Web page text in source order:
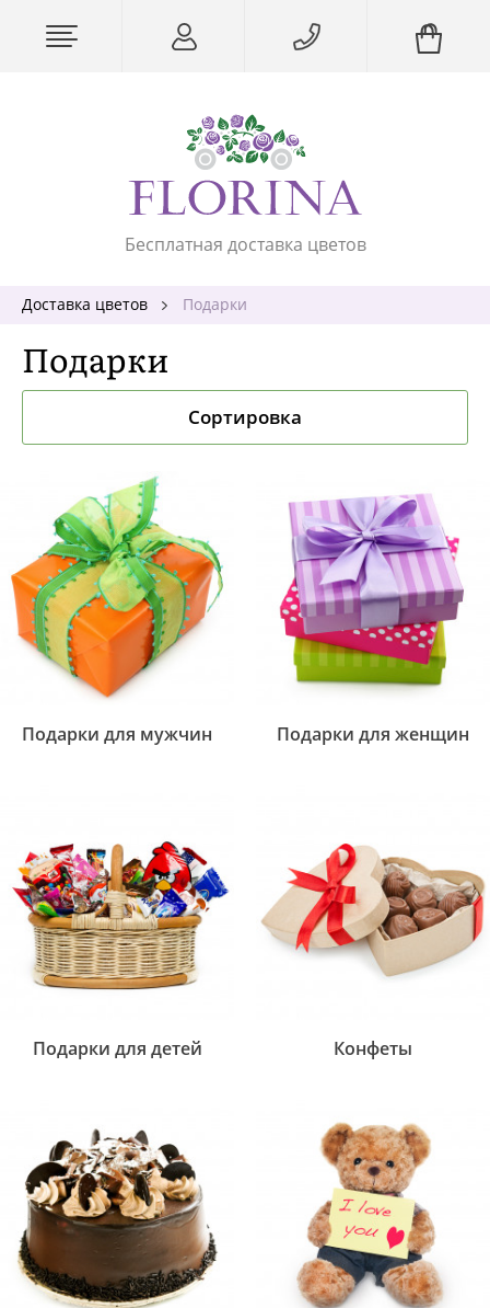
Бесплатная доставка цветов
Доставка цветов Подарки
Подарки
Сортировка
Подарки для мужчин Подарки для женщин
Подарки для детей Конфеты